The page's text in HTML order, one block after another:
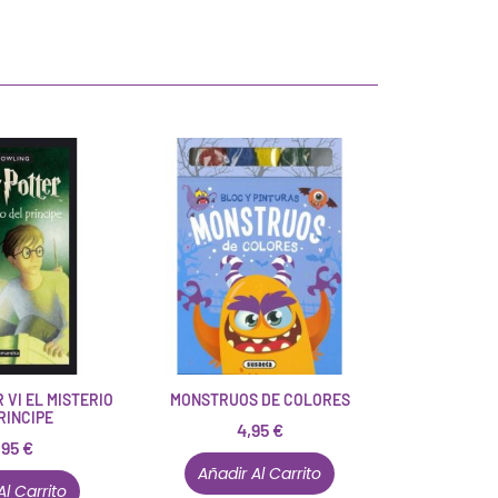
VI EL MISTERIO
€
Carrito
MONSTRUOS DE COLORES
4,95 €
Añadir Al Carrito